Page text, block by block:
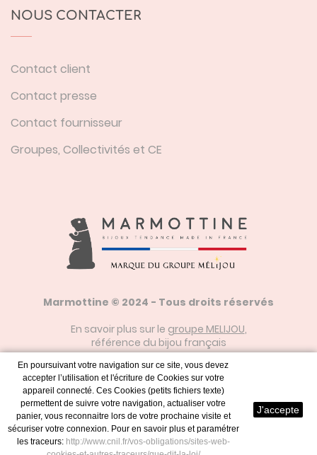
NOUS CONTACTER
Contact client
Contact presse
Contact fournisseur
Groupes, Collectivités et CE
Marmottine © 2024 - Tous droits réservés
En savoir plus sur le groupe MELIJOU,
référence du bijou français
Mentions Légales
Plan du Site
En poursuivant votre navigation sur ce site, vous devez
accepter l’utilisation et l'écriture de Cookies sur votre
appareil connecté. Ces Cookies (petits fichiers texte)
permettent de suivre votre navigation, actualiser votre
panier, vous reconnaitre lors de votre prochaine visite et
sécuriser votre connexion. Pour en savoir plus et paramétrer
les traceurs: http://www.cnil.fr/vos-obligations/sites-web-
J'accepte